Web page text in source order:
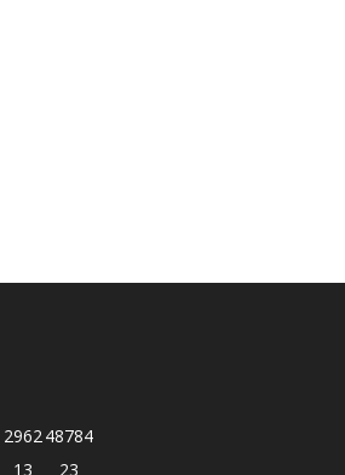
2962 48784
13
23